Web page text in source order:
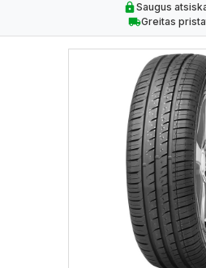
Saugus
Greitas